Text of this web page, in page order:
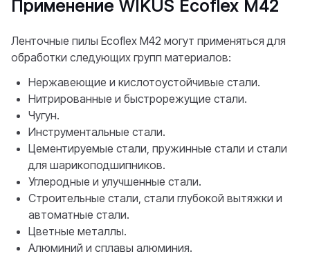
Применение WIKUS Ecoflex M42
Ленточные пилы Ecoflex M42 могут применяться для
обработки следующих групп материалов:
Нержавеющие и кислотоустойчивые стали.
Нитрированные и быстрорежущие стали.
Чугун.
Инструментальные стали.
Цементируемые стали, пружинные стали и стали
для шарикоподшипников.
Углеродные и улучшенные стали.
Строительные стали, стали глубокой вытяжки и
автоматные стали.
Цветные металлы.
Алюминий и сплавы алюминия.